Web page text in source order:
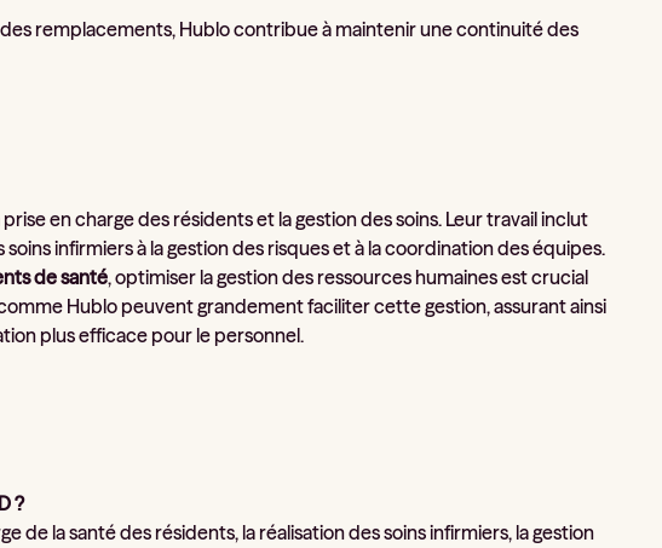
remplacements, Hublo contribue à maintenir une continuité des
en charge des résidents et la gestion des soins. Leur travail inclut
infirmiers à la gestion des risques et à la coordination des équipes.
de santé, optimiser la gestion des ressources humaines est crucial
Hublo peuvent grandement faciliter cette gestion, assurant ainsi
plus efficace pour le personnel.
?
de la santé des résidents, la réalisation des soins infirmiers, la gestion